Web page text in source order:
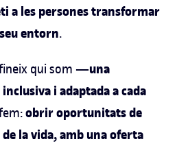
a les persones transformar
entorn.
qui som —una
i adaptada a cada
obrir oportunitats de
la vida, amb una oferta